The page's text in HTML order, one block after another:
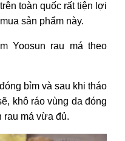
toàn quốc rất tiện lợi
sản phẩm này.
Yoosun rau má theo
bỉm và sau khi tháo
khô ráo vùng da đóng
rau má vừa đủ.